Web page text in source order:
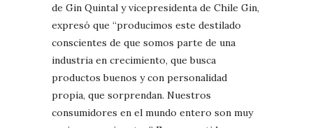
de Gin Quintal y vicepresidenta de Chile Gin,
expresó que “producimos este destilado
conscientes de que somos parte de una
industria en crecimiento, que busca
productos buenos y con personalidad
propia, que sorprendan. Nuestros
consumidores en el mundo entero son muy